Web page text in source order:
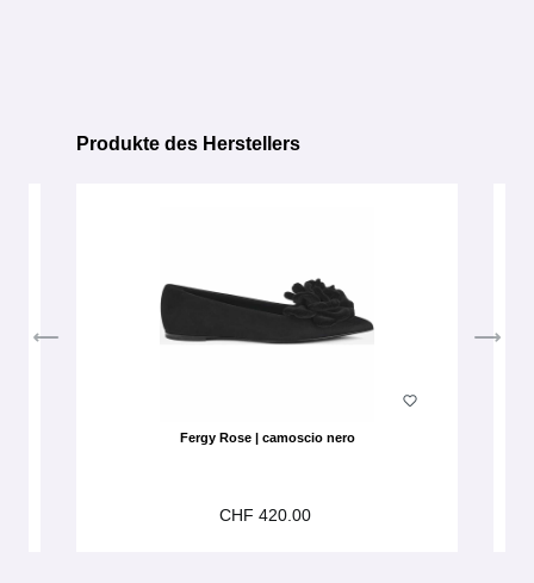
Produktgalerie überspringen
Produkte des Herstellers
Fergy Rose | camoscio nero
CHF 420.00